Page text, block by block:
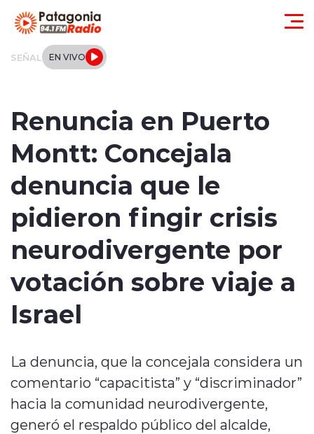
SEÑAL EN VIVO
Tendencias
Internacional
Deportes
Entrevistas
Renuncia en Puerto
Montt: Concejala
denuncia que le
pidieron fingir crisis
neurodivergente por
votación sobre viaje a
Israel
La denuncia, que la concejala considera un
comentario “capacitista” y “discriminador”
hacia la comunidad neurodivergente,
generó el respaldo público del alcalde,